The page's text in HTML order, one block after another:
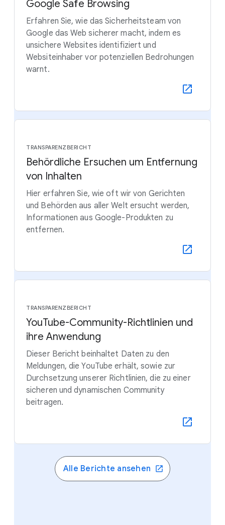
Google Safe Browsing
Erfahren Sie, wie das Sicherheitsteam von
Google das Web sicherer macht, indem es
unsichere Websites identifiziert und
Websiteinhaber vor potenziellen Bedrohungen
warnt.
TRANSPARENZBERICHT
Behördliche Ersuchen um Entfernung
von Inhalten
Hier erfahren Sie, wie oft wir von Gerichten
und Behörden aus aller Welt ersucht werden,
Informationen aus Google-Produkten zu
entfernen.
TRANSPARENZBERICHT
YouTube-Community-Richtlinien und
ihre Anwendung
Dieser Bericht beinhaltet Daten zu den
Meldungen, die YouTube erhält, sowie zur
Durchsetzung unserer Richtlinien, die zu einer
sicheren und dynamischen Community
beitragen.
Alle Berichte ansehen